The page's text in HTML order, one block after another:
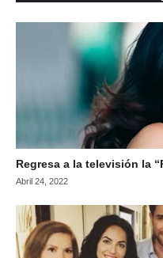
Regresa a la televisión la
Abril 24, 2022